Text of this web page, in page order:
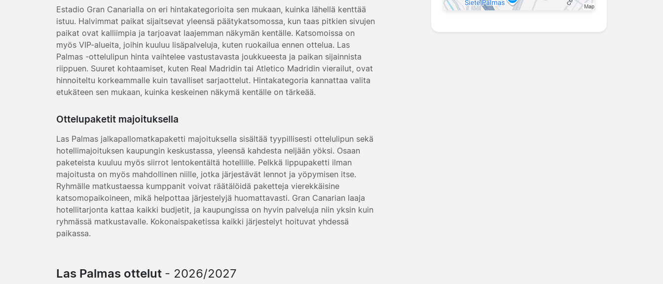
Estadio Gran Canarialla on eri hintakategorioita sen mukaan, kuinka lähellä kenttää
istuu. Halvimmat paikat sijaitsevat yleensä päätykatsomossa, kun taas pitkien sivujen
paikat ovat kalliimpia ja tarjoavat laajemman näkymän kentälle. Katsomoissa on
myös VIP-alueita, joihin kuuluu lisäpalveluja, kuten ruokailua ennen ottelua. Las
Palmas -ottelulipun hinta vaihtelee vastustavasta joukkueesta ja paikan sijainnista
riippuen. Suuret kohtaamiset, kuten Real Madridin tai Atletico Madridin vierailut, ovat
hinnoiteltu korkeammalle kuin tavalliset sarjaottelut. Hintakategoria kannattaa valita
etukäteen sen mukaan, kuinka keskeinen näkymä kentälle on tärkeää.
Ottelupaketit majoituksella
Las Palmas jalkapallomatkapaketti majoituksella sisältää tyypillisesti ottelulipun sekä
hotellimajoituksen kaupungin keskustassa, yleensä kahdesta neljään yöksi. Osaan
paketeista kuuluu myös siirrot lentokentältä hotellille. Pelkkä lippupaketti ilman
majoitusta on myös mahdollinen niille, jotka järjestävät lennot ja yöpymisen itse.
Ryhmälle matkustaessa kumppanit voivat räätälöidä paketteja vierekkäisine
katsomopaikoineen, mikä helpottaa järjestelyjä huomattavasti. Gran Canarian laaja
hotellitarjonta kattaa kaikki budjetit, ja kaupungissa on hyvin palveluja niin yksin kuin
ryhmässä matkustavalle. Kokonaispaketissa kaikki järjestelyt hoituvat yhdessä
paikassa.
Las Palmas ottelut - 2026/2027